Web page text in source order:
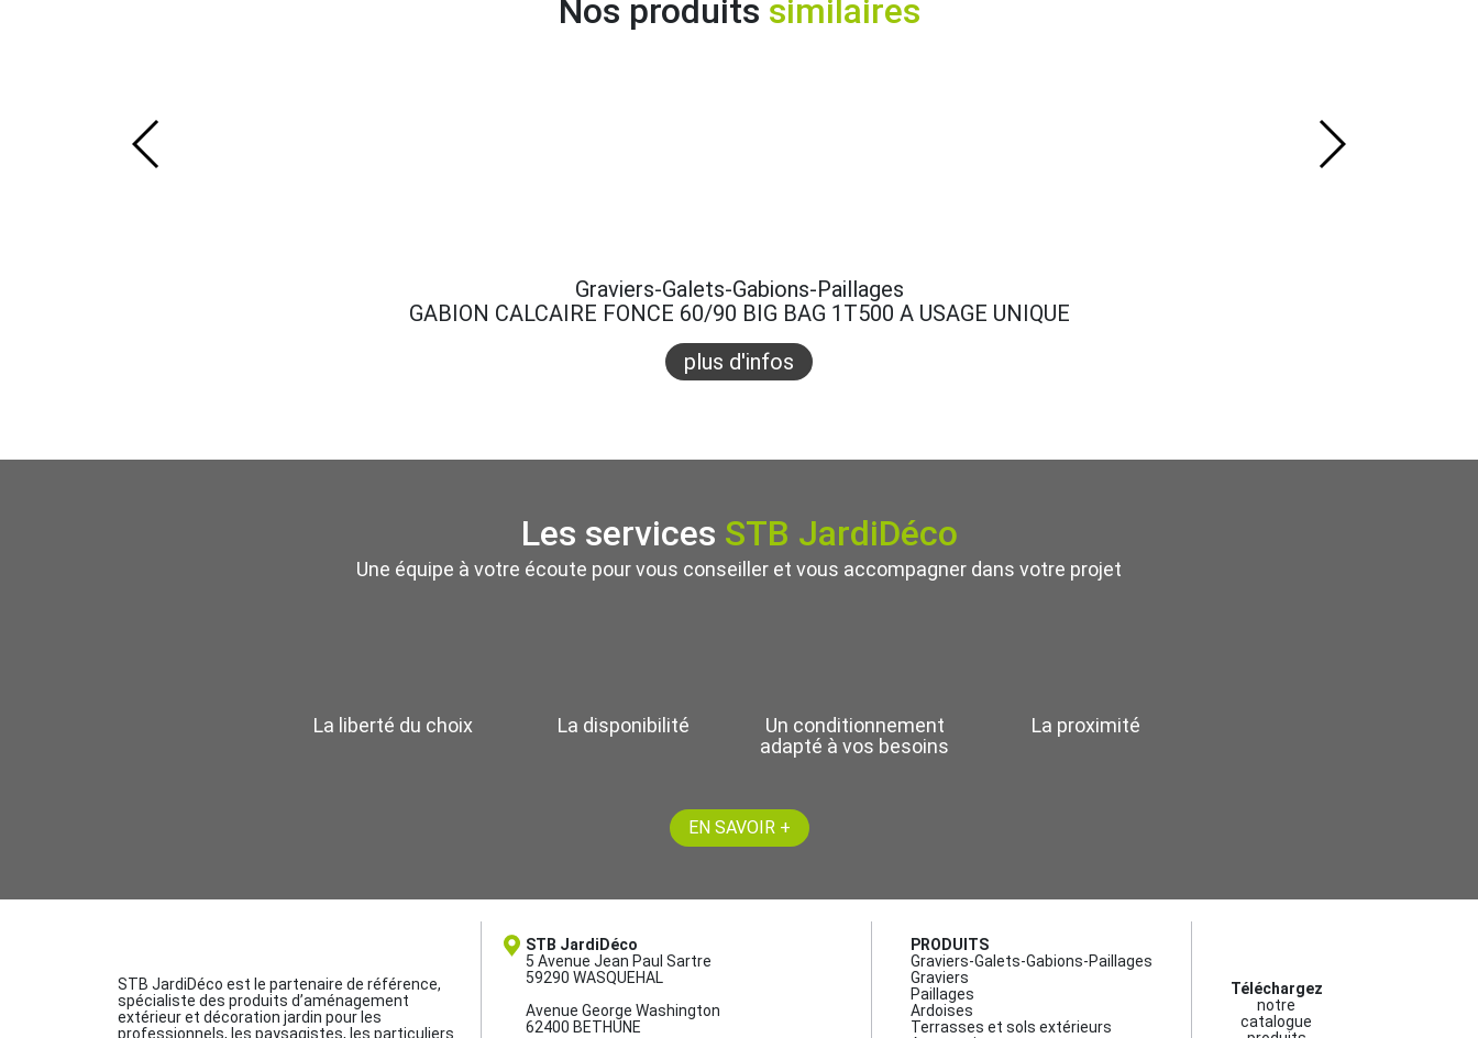
Nos produits similaires
Graviers-Galets-Gabions-Paillages
GABION CALCAIRE FONCE 60/90 BIG BAG 1T500 A USAGE UNIQUE
plus d'infos
Les services STB JardiDéco
Une équipe à votre écoute pour vous conseiller et vous accompagner dans votre projet
La liberté du choix La disponibilité
Un conditionnement
adapté à vos besoins
La proximité
EN SAVOIR +
STB JardiDéco est le partenaire de référence,
spécialiste des produits d’aménagement
extérieur et décoration jardin pour les
professionnels, les paysagistes, les particuliers
STB JardiDéco
5 Avenue Jean Paul Sartre
59290 WASQUEHAL
Avenue George Washington
62400 BETHUNE
PRODUITS
Graviers-Galets-Gabions-Paillages
Graviers
Paillages
Ardoises
Terrasses et sols extérieurs
Téléchargez
notre
catalogue